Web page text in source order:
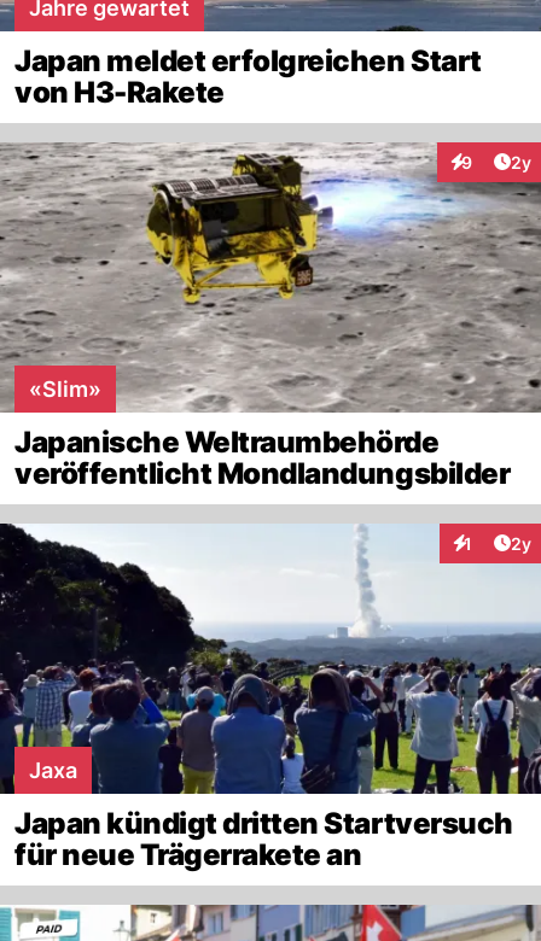
Jahre gewartet
Japan meldet erfolgreichen Start
von H3-Rakete
9 2y
«Slim»
Japanische Weltraumbehörde
veröffentlicht Mondlandungsbilder
1 2y
Jaxa
Japan kündigt dritten Startversuch
für neue Trägerrakete an